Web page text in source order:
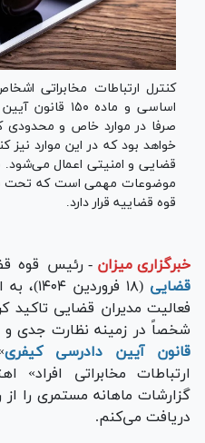
اساسی و ماده
صرفا در موارد خاص و
خواهد بود که در این موارد
قضایی و امنیتی اعمال می‌شود.
موضوعات مهمی است که تحت
قوه قضاییه قرار دارد.
خبرگزاری میزان - رئیس قوه
قضایی
(۱۸
فعالیت مدیران قضایی
شخصاً در زمینه نظارت جدی و
قانون آیین دادرسی کیفری
ارتباطات مخابراتی افراد»
گزارشات ماهانه مستمری را
دریافت می‌کنم.